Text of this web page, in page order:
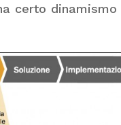
certo